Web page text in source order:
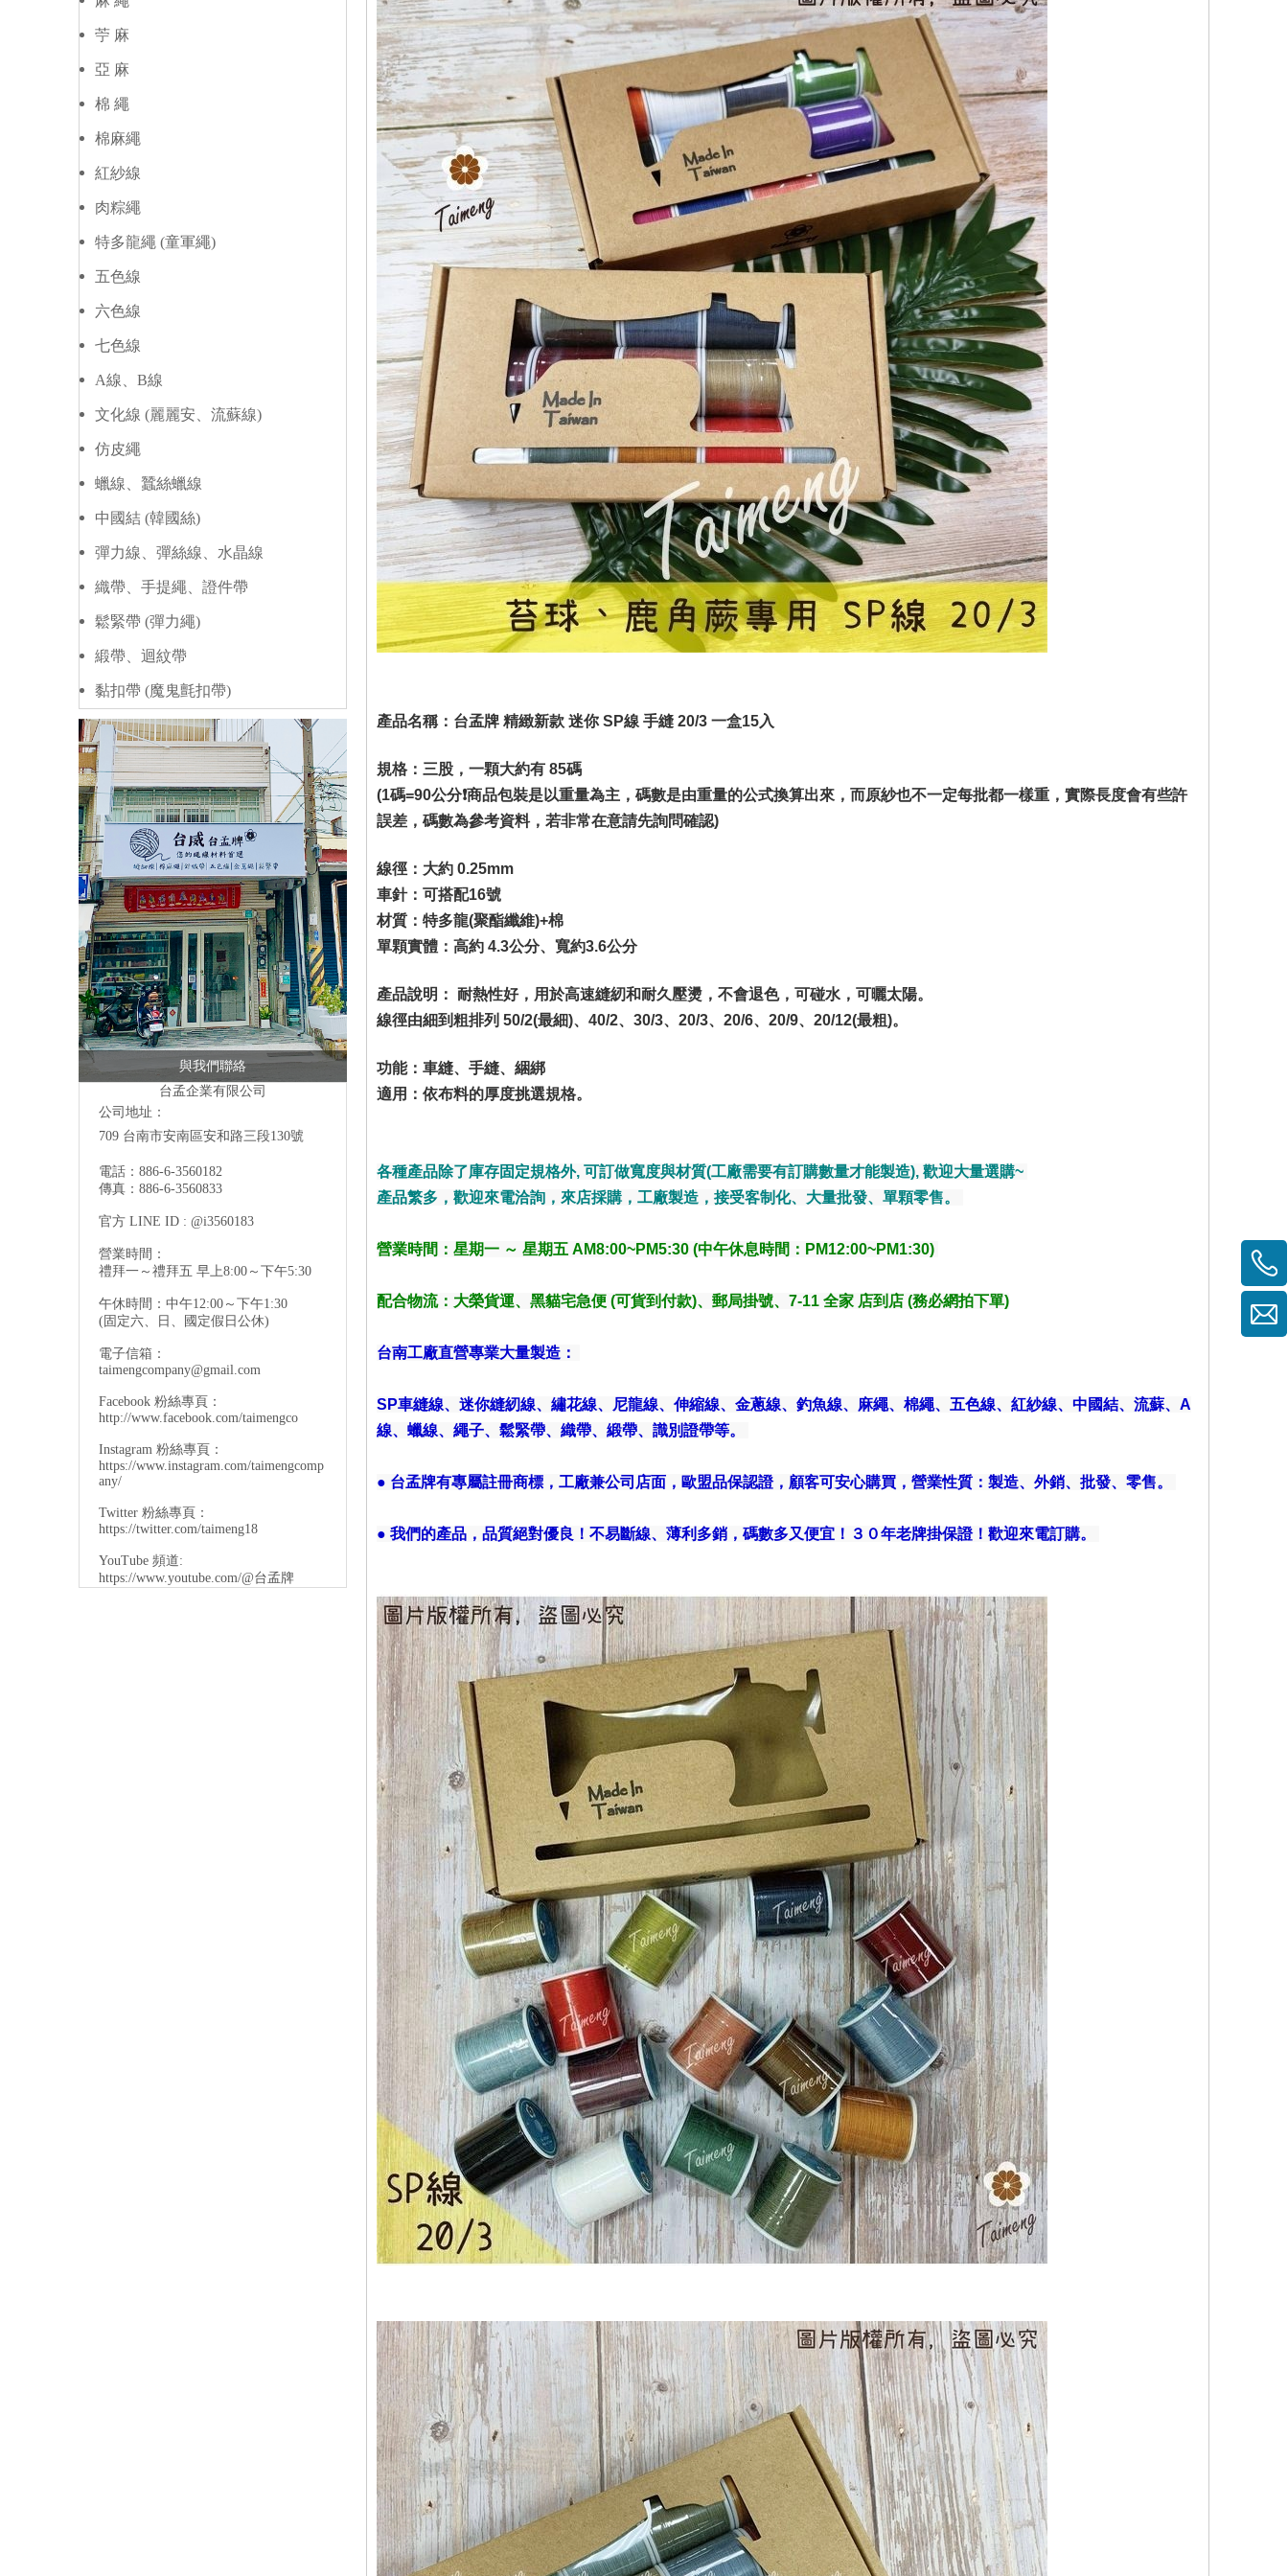
苧 麻
亞 麻
棉 繩
棉麻繩
紅紗線
肉粽繩
特多龍繩 (童軍繩)
五色線
六色線
七色線
A線、B線
文化線 (麗麗安、流蘇線)
仿皮繩
蠟線、蠶絲蠟線
中國結 (韓國絲)
彈力線、彈絲線、水晶線
織帶、手提繩、證件帶
鬆緊帶 (彈力繩)
緞帶、迴紋帶
黏扣帶 (魔鬼氈扣帶)
與我們聯絡
台孟企業有限公司
公司地址：
709 台南市安南區安和路三段130號
電話：886-6-3560182
傳真：886-6-3560833
官方 LINE ID : @i3560183
營業時間：
禮拜一～禮拜五 早上8:00～下午5:30
午休時間：中午12:00～下午1:30
(固定六、日、國定假日公休)
電子信箱：
taimengcompany@gmail.com
Facebook 粉絲專頁：
http://www.facebook.com/taimengco
Instagram 粉絲專頁：
https://www.instagram.com/taimengcomp
any/
Twitter 粉絲專頁：
https://twitter.com/taimeng18
YouTube 頻道:
https://www.youtube.com/@台孟牌
產品名稱：台孟牌 精緻新款 迷你 SP線 手縫 20/3 一盒15入
規格：三股，一顆大約有 85碼
(1碼=90公分❗️商品包裝是以重量為主，碼數是由重量的公式換算出來，而原紗也不一定每批都一樣重，實際長度會有些許
誤差，碼數為參考資料，若非常在意請先詢問確認)
線徑：大約 0.25mm
車針：可搭配16號
材質：特多龍(聚酯纖維)+棉
單顆實體：高約 4.3公分、寬約3.6公分
產品說明： 耐熱性好，用於高速縫紉和耐久壓燙，不會退色，可碰水，可曬太陽。
線徑由細到粗排列 50/2(最細)、40/2、30/3、20/3、20/6、20/9、20/12(最粗)。
功能：車縫、手縫、綑綁
適用：依布料的厚度挑選規格。
各種產品除了庫存固定規格外, 可訂做寬度與材質(工廠需要有訂購數量才能製造), 歡迎大量選購~
產品繁多，歡迎來電洽詢，來店採購，工廠製造，接受客制化、大量批發、單顆零售。
營業時間：星期一 ～ 星期五 AM8:00~PM5:30 (中午休息時間：PM12:00~PM1:30)
配合物流：大榮貨運、黑貓宅急便 (可貨到付款)、郵局掛號、7-11 全家 店到店 (務必網拍下單)
台南工廠直營專業大量製造：
SP車縫線、迷你縫紉線、繡花線、尼龍線、伸縮線、金蔥線、釣魚線、麻繩、棉繩、五色線、紅紗線、中國結、流蘇、A
線、蠟線、繩子、鬆緊帶、織帶、緞帶、識別證帶等。
● 台孟牌有專屬註冊商標，工廠兼公司店面，歐盟品保認證，顧客可安心購買，營業性質：製造、外銷、批發、零售。
● 我們的產品，品質絕對優良！不易斷線、薄利多銷，碼數多又便宜！３０年老牌掛保證！歡迎來電訂購。